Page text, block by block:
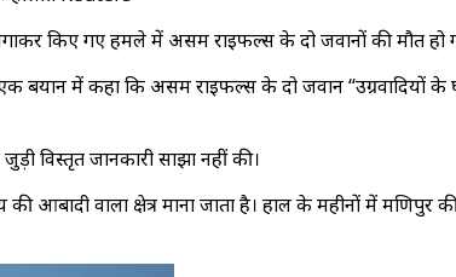
लगाकर किए गए हमले में असम राइफल्स के दो जवानों की मौत
में कहा कि असम राइफल्स के दो जवान “उग्रवादियों के
विस्तृत जानकारी साझा नहीं की।
वाला क्षेत्र माना जाता है। हाल के महीनों में मणिपुर